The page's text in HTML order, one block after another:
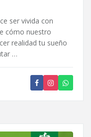
ser vivida con
cómo nuestro
realidad tu sueño
…